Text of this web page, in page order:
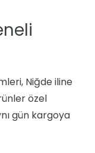
Niğde iline
özel
gün kargoya